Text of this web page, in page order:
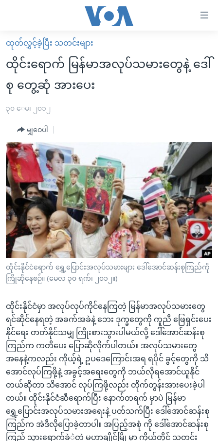
လွယ်ကူ
စေ
Link
များ
အကြောင်းအရာ
သို့
ကျော်
ကြည့်
ရန်
ပင်မ
အ
ညွန်း
စာမျက်နှာ
သို့
ကျော်
ကြည့်
ရှာဖွေ
နေရာ
သို့
မူလစာမျက်နှာ
မြန်မာ
ကမ္ဘာ့သတင်းများ
အစ္စရေး-ပါလက်စတိုင်း
ရပ်ဝန်းတခု လမ်းတခု အလွန်
အင်္ဂလိပ်စာလေ့လာမယ်
အမေရိကန်သုံးအီဒီယံ
မကြေးမုံရဲ့ အင်္ဂလိပ်စာ
ရုပ်ရှင်ထဲက အင်္ဂလိပ်စာ
သုတပဒေသာ အင်္ဂလိပ်စာ
အပတ်စဉ်ကဏ္ဍများ
ရေဒီယို
တီဗွီ
ရေဒီယိုနှင့်ရုပ်သံ အချက်အလက်များ
ရေဒီယို/တီဗွီအစီအစဉ်
Learning English
ဗွီအိုအေ လူမှုကွန်ယက်များ
ဘာသာစကားများ
ထုတ်လွှင့်ခဲ့ပြီး သတင်းများ
ထိုင်းရောက် မြန်မာအလုပ်သမားတွေနဲ့ ဒေါ်
စု တွေ့ဆုံ အားပေး
၃၀ ေမ၊ ၂၀၁၂
မျှဝေပါ
ထိုင်းနိုင်ငံရောက် ရွှေ့ပြောင်းအလုပ်သမားများ ဒေါ်အောင်ဆန်းစုကြည်ကို
ကြိုဆိုနေစဉ်။ (မေလ ၃၀ ရက်၊ ၂၀၁၂။)
ထိုင်းနိုင်ငံမှာ အလုပ်လုပ်ကိုင်နေကြတဲ့ မြန်မာအလုပ်သမားတွေ
ရင်ဆိုင်နေရတဲ့ အခက်အခဲနဲ့ ဘေး ဒုက္ခတွေကို ကူညီ ဖြေရှင်းပေး
နိုင်ရေး တတ်နိုင်သမျှ ကြိုးစားသွားပါမယ်လို့ ဒေါ်အောင်ဆန်းစု
ကြည်က ကတိပေး ပြောဆိုလိုက်ပါတယ်။ အလုပ်သမားတွေ
အနေနဲ့ကလည်း ကိုယ့်ရဲ့ ဥပဒေကြောင်းအရ ရပိုင် ခွင့်တွေကို သိ
အောင်လုပ်ကြဖို့နဲ့ အခွင့်အရေးတွေကို ဘယ်လိုရအောင်ယူနိုင်
တယ်ဆိုတာ သိအောင် လုပ်ကြဖို့လည်း တိုက်တွန်းအားပေးခဲ့ပါ
တယ်။ ထိုင်းနိုင်ငံဆီရောက်ပြီး နောက်တရက် မှာပဲ မြန်မာ
ရွှေ့ပြောင်းအလုပ်သမားအရေးနဲ့ ပတ်သက်ပြီး ဒေါ်အောင်ဆန်းစု
ကြည်က အဲဒီလိုပြောခဲ့တာပါ။ အပြည့်အစုံ ကို ဒေါ်အောင်ဆန်းစု
ကြည် သွားရောက်ခဲ့ဲတဲ့ မဟာချိုင်မြို့မှာ ကိုယ်တိုင် သတင်း